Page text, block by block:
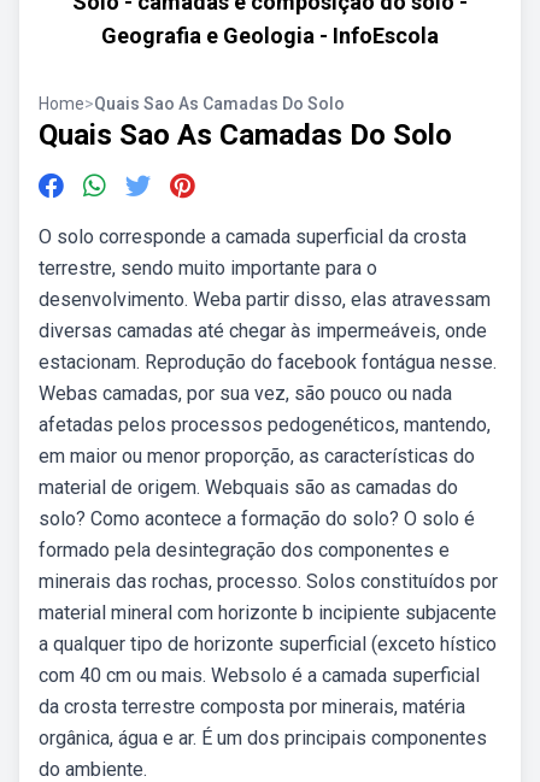
Geografia e Geologia - InfoEscola
Home>Quais Sao As Camadas Do Solo
Quais Sao As Camadas Do Solo
O solo corresponde a camada superficial da crosta
terrestre, sendo muito importante para o
desenvolvimento. Weba partir disso, elas atravessam
diversas camadas até chegar às impermeáveis, onde
estacionam. Reprodução do facebook fontágua nesse.
Webas camadas, por sua vez, são pouco ou nada
afetadas pelos processos pedogenéticos, mantendo,
em maior ou menor proporção, as características do
material de origem. Webquais são as camadas do
solo? Como acontece a formação do solo? O solo é
formado pela desintegração dos componentes e
minerais das rochas, processo. Solos constituídos por
material mineral com horizonte b incipiente subjacente
a qualquer tipo de horizonte superficial (exceto hístico
com 40 cm ou mais. Websolo é a camada superficial
da crosta terrestre composta por minerais, matéria
orgânica, água e ar. É um dos principais componentes
do ambiente.